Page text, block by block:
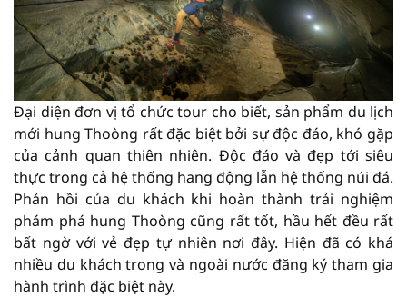
Đại diện đơn vị tổ chức tour cho biết, sản phẩm du lịch
mới hung Thoòng rất đặc biệt bởi sự độc đáo, khó gặp
của cảnh quan thiên nhiên. Độc đáo và đẹp tới siêu
thực trong cả hệ thống hang động lẫn hệ thống núi đá.
Phản hồi của du khách khi hoàn thành trải nghiệm
phám phá hung Thoòng cũng rất tốt, hầu hết đều rất
bất ngờ với vẻ đẹp tự nhiên nơi đây. Hiện đã có khá
nhiều du khách trong và ngoài nước đăng ký tham gia
hành trình đặc biệt này.